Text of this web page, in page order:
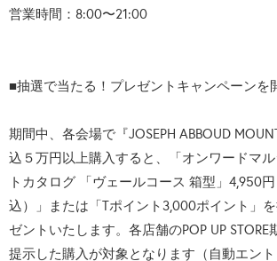
営業時間：8:00〜21:00
■抽選で当たる！プレゼントキャンペーンを
期間中、各会場で『JOSEPH ABBOUD
込５万円以上購入すると、「オンワードマル
トカタログ 「ヴェールコース 箱型」4,950
込）」または「Tポイント3,000ポイント」
ゼントいたします。各店舗のPOP UP STORE
提示した購入が対象となります（自動エント